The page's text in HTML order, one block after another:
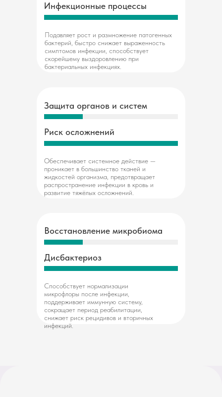
Подавляет рост и размножение патогенных
бактерий, быстро снижает выраженность
симптомов инфекции, способствует
скорейшему выздоровлению при
бактериальных инфекциях.
Инфекционные процессы
Обеспечивает системное действие —
проникает в большинство тканей и
жидкостей организма, предотвращает
распространение инфекции в кровь и
развитие тяжёлых осложнений.
Защита органов и систем
Риск осложнений
Способствует нормализации
микрофлоры после инфекции,
поддерживает иммунную систему,
сокращает период реабилитации,
снижает риск рецидивов и вторичных
инфекций.
Восстановление микробиома
Дисбактериоз